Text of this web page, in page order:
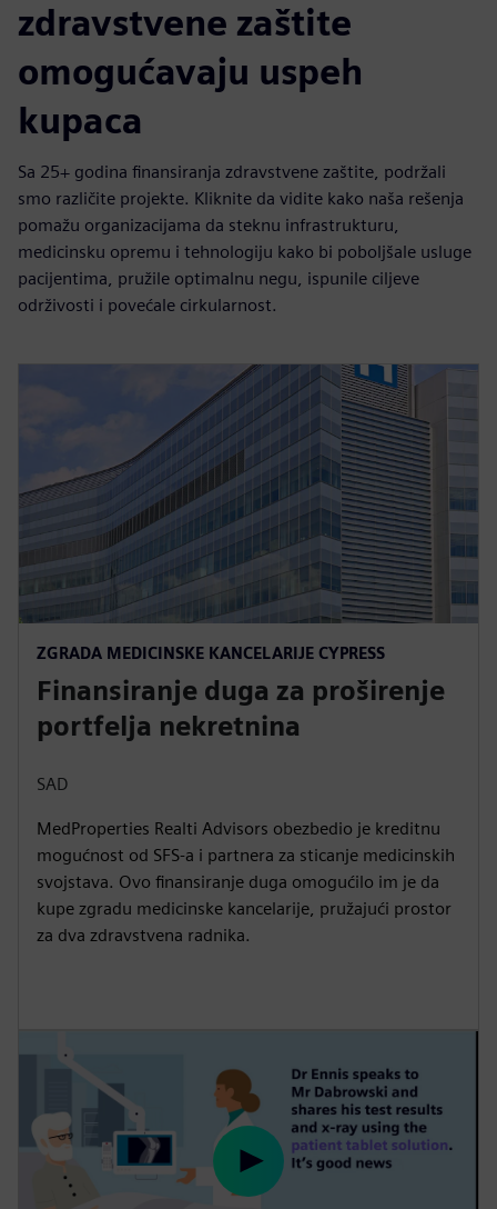
zdravstvene zaštite
omogućavaju uspeh
kupaca
Sa 25+ godina finansiranja zdravstvene zaštite, podržali
smo različite projekte. Kliknite da vidite kako naša rešenja
pomažu organizacijama da steknu infrastrukturu,
medicinsku opremu i tehnologiju kako bi poboljšale usluge
pacijentima, pružile optimalnu negu, ispunile ciljeve
održivosti i povećale cirkularnost.
ZGRADA MEDICINSKE KANCELARIJE CYPRESS
Finansiranje duga za proširenje
portfelja nekretnina
SAD
MedProperties Realti Advisors obezbedio je kreditnu
mogućnost od SFS-a i partnera za sticanje medicinskih
svojstava. Ovo finansiranje duga omogućilo im je da
kupe zgradu medicinske kancelarije, pružajući prostor
za dva zdravstvena radnika.